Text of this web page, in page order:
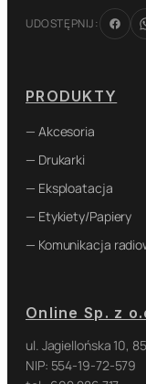
UDOSTĘPNIJ:
PRODUKTY
— Akcesoria
— Drukarki
— Eksploatacja
— Etykiety/Papiery
— Komunikacja
Online Sp. z
ul. Jagiellońska 10,
NIP: 554-19-72-579